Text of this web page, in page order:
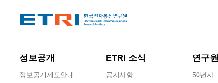
정보공개
정보공개제도안내
ETRI 소식
공지사항
연구
50년사